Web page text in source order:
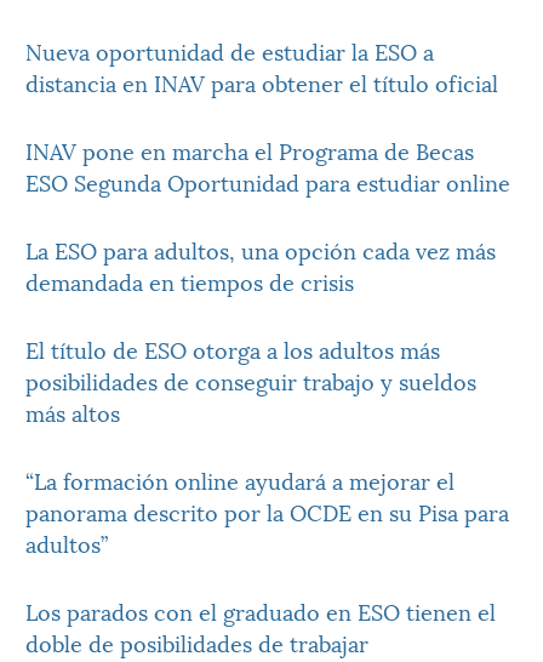
Nueva oportunidad de estudiar la ESO a
distancia en INAV para obtener el título oficial
INAV pone en marcha el Programa de Becas
ESO Segunda Oportunidad para estudiar online
La ESO para adultos, una opción cada vez más
demandada en tiempos de crisis
El título de ESO otorga a los adultos más
posibilidades de conseguir trabajo y sueldos
más altos
“La formación online ayudará a mejorar el
panorama descrito por la OCDE en su Pisa para
adultos”
Los parados con el graduado en ESO tienen el
doble de posibilidades de trabajar